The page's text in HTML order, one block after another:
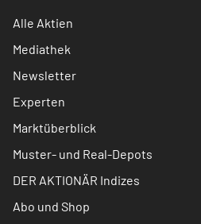
Alle Aktien
Mediathek
Newsletter
Experten
Marktüberblick
Muster- und Real-Depots
DER AKTIONÄR Indizes
Abo und Shop